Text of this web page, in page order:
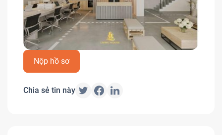
Nộp hồ sơ
Chia sẻ tin này